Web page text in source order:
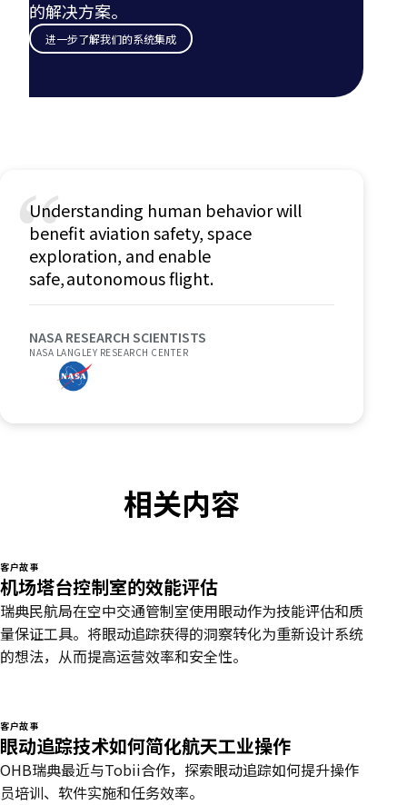
的解决方案。
进一步了解我们的系统集成
“
Understanding human behavior will
benefit aviation safety, space
exploration, and enable
safe, autonomous flight.
NASA RESEARCH SCIENTISTS
NASA LANGLEY RESEARCH CENTER
相关内容
客户故事
机场塔台控制室的效能评估
瑞典民航局在空中交通管制室使用眼动作为技能评估和质
量保证工具。将眼动追踪获得的洞察转化为重新设计系统
的想法，从而提高运营效率和安全性。
客户故事
眼动追踪技术如何简化航天工业操作
OHB瑞典最近与Tobii合作，探索眼动追踪如何提升操作
员培训、软件实施和任务效率。